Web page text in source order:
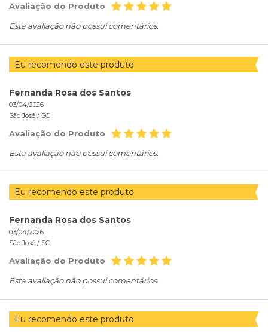
Avaliação do Produto
Esta avaliação não possui comentários.
Eu recomendo este produto
Fernanda Rosa dos Santos
03/04/2026
São José / SC
Avaliação do Produto
Esta avaliação não possui comentários.
Eu recomendo este produto
Fernanda Rosa dos Santos
03/04/2026
São José / SC
Avaliação do Produto
Esta avaliação não possui comentários.
Eu recomendo este produto